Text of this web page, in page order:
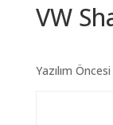
VW
Yazılım